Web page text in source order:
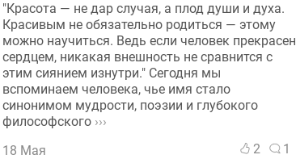
"Красота — не дар случая, а плод души и духа.
Красивым не обязательно родиться — этому
можно научиться. Ведь если человек прекрасен
сердцем, никакая внешность не сравнится с
этим сиянием изнутри." Сегодня мы
вспоминаем человека, чье имя стало
синонимом мудрости, поэзии и глубокого
философского ›››
18 Мая
2 1